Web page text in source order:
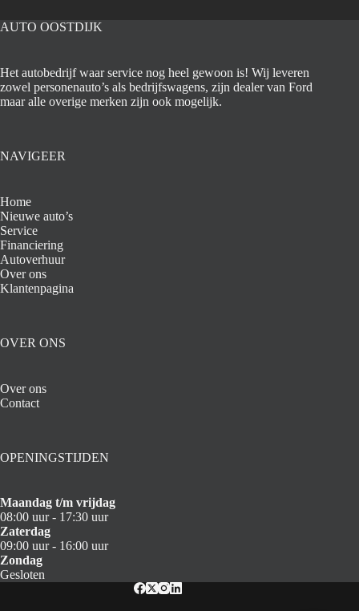
AUTO OOSTDIJK
Het autobedrijf waar service nog heel gewoon is! Wij leveren
zowel personenauto’s als bedrijfswagens, zijn dealer van Ford
maar alle overige merken zijn ook mogelijk.
NAVIGEER
Home
Nieuwe auto’s
Service
Financiering
Autoverhuur
Over ons
Klantenpagina
OVER ONS
Over ons
Contact
OPENINGSTIJDEN
Maandag t/m vrijdag
08:00 uur - 17:30 uur
Zaterdag
09:00 uur - 16:00 uur
Zondag
Gesloten